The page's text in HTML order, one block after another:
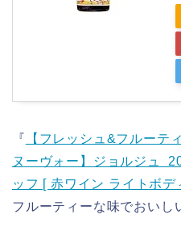
『
【フレッシュ&フルーテ
ヌーヴォー】ジョルジュ
ッフ [ 赤ワイン ライトボ
フルーティーな味でおいし